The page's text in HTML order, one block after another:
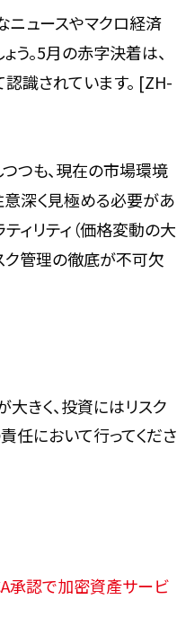
ニュースやマクロ経済
う。5月の赤字決着は、
識されています。 [ZH-
つも、現在の市場環境
深く見極める必要があ
ィリティ（価格変動の大
ク管理の徹底が不可欠
きく、投資にはリスク
任において行ってくださ
承認で加密資產サービ